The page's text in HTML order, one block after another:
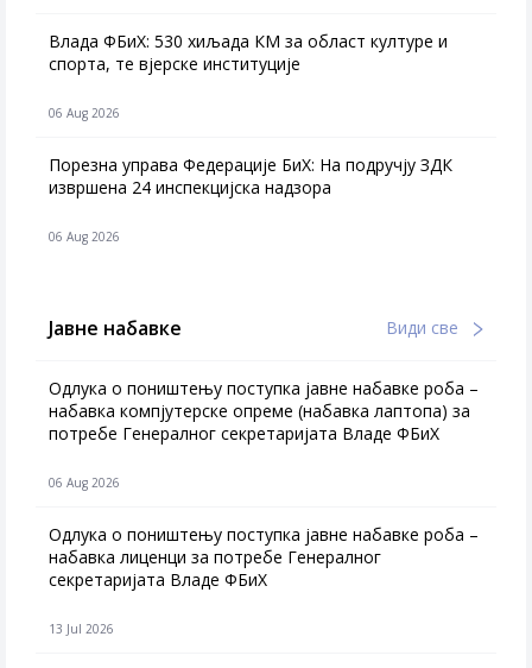
Влада ФБиХ: 530 хиљада КМ за област културе и
спорта, те вјерске институције
06 Aug 2026
Порезна управа Федерације БиХ: На подручју ЗДК
извршена 24 инспекцијска надзора
06 Aug 2026
Јавне набавке Види све
Одлука о поништењу поступка јавне набавке роба –
набавка компјутерске опреме (набавка лаптопа) за
потребе Генералног секретаријата Владе ФБиХ
06 Aug 2026
Одлука о поништењу поступка јавне набавке роба –
набавка лиценци за потребе Генералног
секретаријата Владе ФБиХ
13 Jul 2026